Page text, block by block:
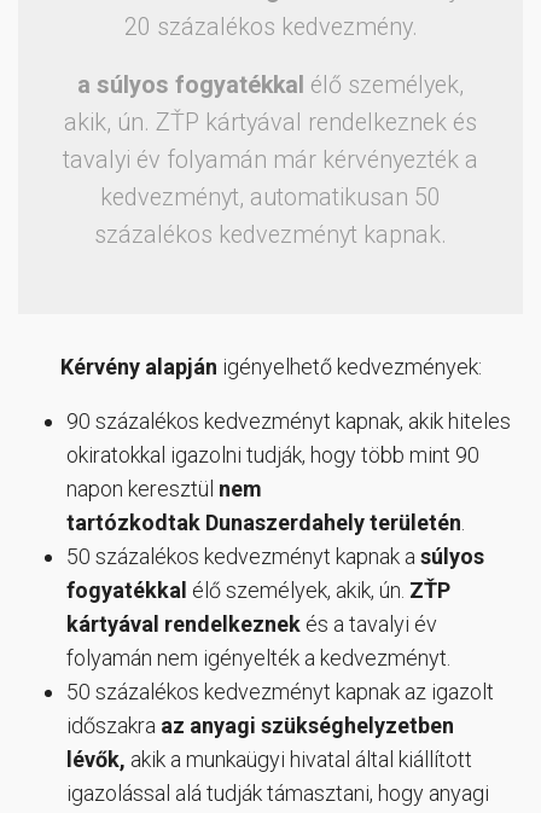
20 százalékos kedvezmény.
a súlyos fogyatékkal élő személyek,
akik, ún. ZŤP kártyával rendelkeznek és
tavalyi év folyamán már kérvényezték a
kedvezményt, automatikusan 50
százalékos kedvezményt kapnak.
Kérvény alapján igényelhető kedvezmények:
90 százalékos kedvezményt kapnak, akik hiteles
okiratokkal igazolni tudják, hogy több mint 90
napon keresztül nem
tartózkodtak Dunaszerdahely területén
50 százalékos kedvezményt kapnak a súlyos
fogyatékkal élő személyek, akik, ún. ZŤP
kártyával rendelkeznek és a tavalyi év
folyamán nem igényelték a kedvezményt.
50 százalékos kedvezményt kapnak az igazolt
időszakra az anyagi szükséghelyzetben
lévők, akik a munkaügyi hivatal által kiállított
igazolással alá tudják támasztani, hogy anyagi